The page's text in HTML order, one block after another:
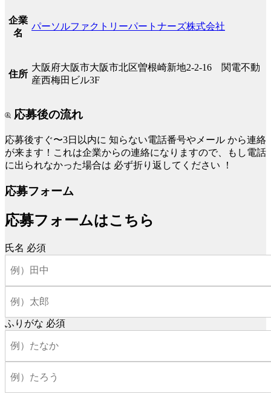
企業
名
パーソルファクトリーパートナーズ株式会社
住所
大阪府大阪市大阪市北区曽根崎新地2-2-16 関電不動
産西梅田ビル3F
応募後の流れ
応募後すぐ〜3日以内に 知らない電話番号やメール から連絡
が来ます！これは企業からの連絡になりますので、もし電話
に出られなかった場合は 必ず折り返してください ！
応募フォーム
応募フォームはこちら
氏名 必須
ふりがな 必須